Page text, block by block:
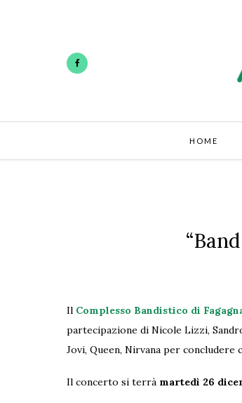
HOME
Il Complesso Bandistico di
partecipazione di Nicole Lizzi,
Jovi, Queen, Nirvana per
Il concerto si terrà martedì 26